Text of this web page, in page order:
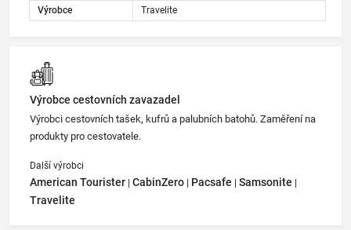
Výrobce
Travelite
Výrobce cestovních zavazadel
Výrobci cestovních tašek, kufrů a palubních batohů. Zaměření na
produkty pro cestovatele.
Další výrobci
American Tourister | CabinZero | Pacsafe | Samsonite |
Travelite